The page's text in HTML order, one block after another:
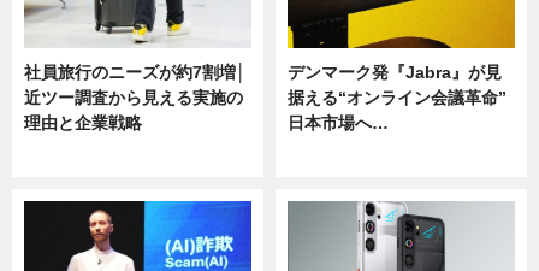
社員旅行のニーズが約7割増│
近ツー調査から見える実施の
理由と企業戦略
デンマーク発『Jabra』が見
据える“オンライン会議革命”
日本市場へ…